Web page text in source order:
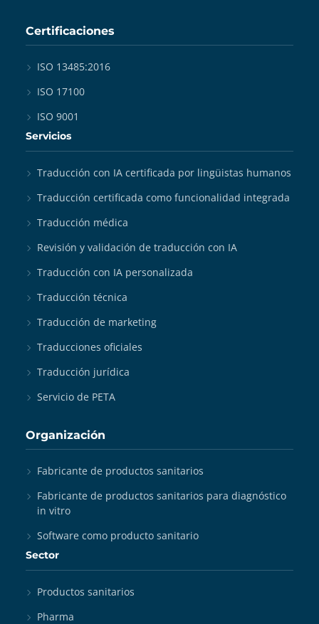
Certificaciones
ISO 13485:2016
ISO 17100
ISO 9001
Servicios
Traducción con IA certificada por lingüistas humanos
Traducción certificada como funcionalidad integrada
Traducción médica
Revisión y validación de traducción con IA
Traducción con IA personalizada
Traducción técnica
Traducción de marketing
Traducciones oficiales
Traducción jurídica
Servicio de PETA
Organización
Fabricante de productos sanitarios
Fabricante de productos sanitarios para diagnóstico
in vitro
Software como producto sanitario
Sector
Productos sanitarios
Pharma